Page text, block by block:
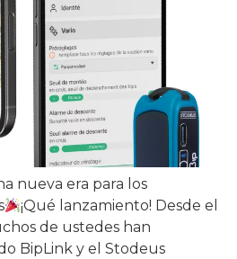
nueva era para los
¡Qué lanzamiento! Desde el
de ustedes han
BipLink y el Stodeus